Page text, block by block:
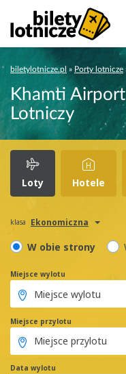
biletylotnicze.pl » Porty lotnicze
Khamti
Lotniczy
Loty Hotele
klasa Ekonomiczna
W obie strony
Miejsce wylotu
Miejsce przylotu
Data wylotu